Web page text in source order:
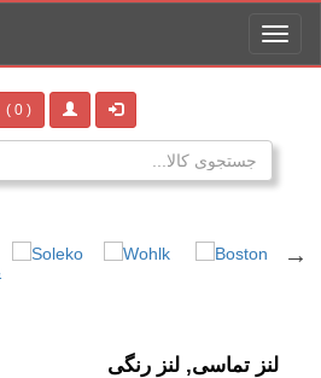
Toggle
( 0 )
لنز تماسی, لنز رنگی